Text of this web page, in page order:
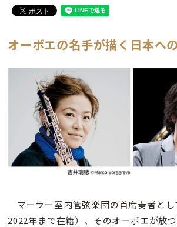
オーボエの名手が描く日本へ
マーラー室内管弦楽団の首席奏者とし
2022年まで在籍）、そのオーボエが放